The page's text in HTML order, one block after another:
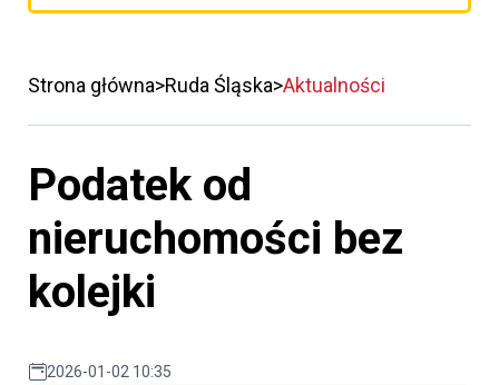
Strona główna Ruda Śląska Aktualności
Podatek od
nieruchomości bez
kolejki
2026-01-02 10:35